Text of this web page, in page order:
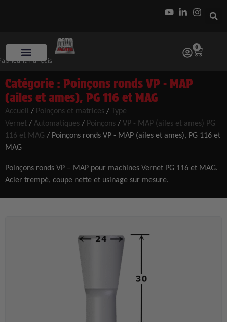
français
0
Catégorie : Poinçons ronds VP - MAP
(ailes et ames), PG 116 et MAG
Accueil / Poinçons et matrices / Type
Vernet / Automatiques / Poinçons / VP - MAP (ailes et ames) PG
116 et MAG / Poinçons ronds VP - MAP (ailes et ames), PG 116 et
MAG
Poinçons ronds VP – MAP pour machines Vernet PG 116 et MAG.
Acier trempé, coupe nette et usinage sur mesure.